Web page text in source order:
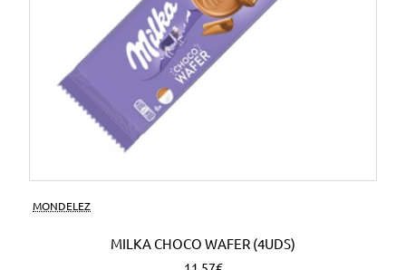
MONDELEZ
MILKA CHOCO WAFER (4UDS)